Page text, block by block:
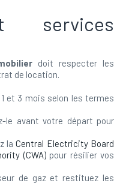
services
doit respecter les
de location.
et 3 mois selon les termes
le avant votre départ pour
laCentral Electricity Board
(CWA)pour résilier vos
de gaz et restituez les